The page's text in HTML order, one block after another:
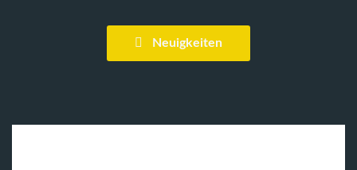
Neuigkeiten